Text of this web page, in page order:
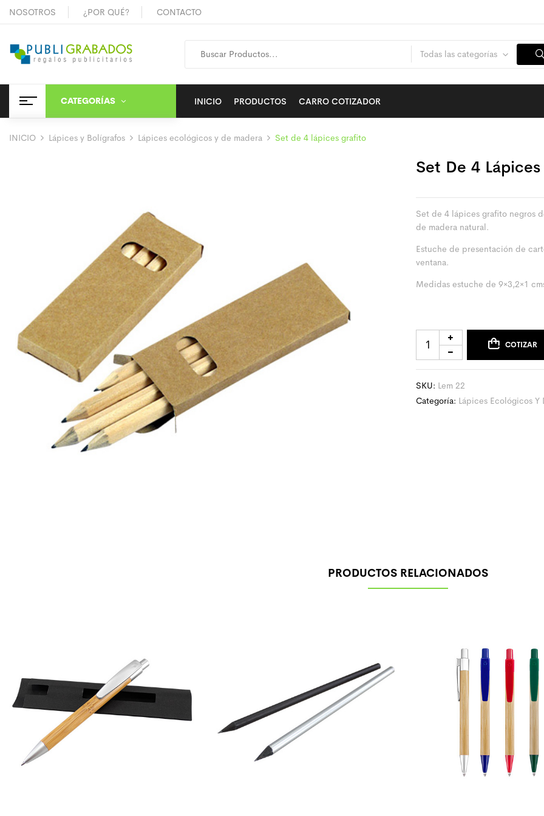
NOSOTROS ¿POR QUÉ? CONTACTO
Todas las categorías
CATEGORÍAS INICIO PRODUCTOS CARRO COTIZADOR
INICIO Lápices y Bolígrafos Lápices ecológicos y de madera Set de 4 lápices grafito
Set De 4
Set de 4 lápices grafito negros
de madera natural.
Estuche de presentación de
ventana.
Medidas estuche de 9×3,2×1
COTIZAR
SKU: Lem 22
Categoría: Lápices Ecológicos Y
PRODUCTOS RELACIONADOS